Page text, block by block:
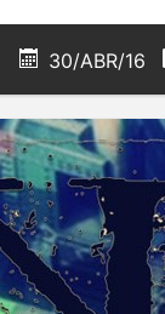
30/ABR/16